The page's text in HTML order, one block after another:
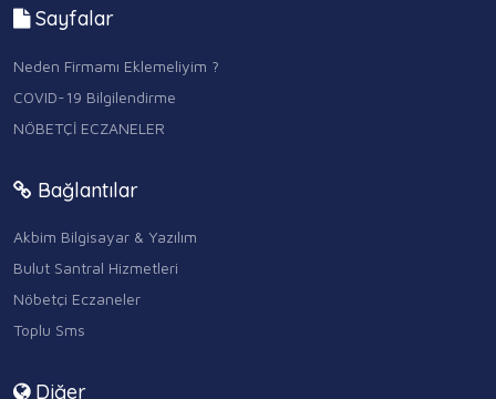
Sayfalar
Neden Firmamı Eklemeliyim ?
COVID-19 Bilgilendirme
NÖBETÇİ ECZANELER
Bağlantılar
Akbim Bilgisayar & Yazılım
Bulut Santral Hizmetleri
Nöbetçi Eczaneler
Toplu Sms
Diğer